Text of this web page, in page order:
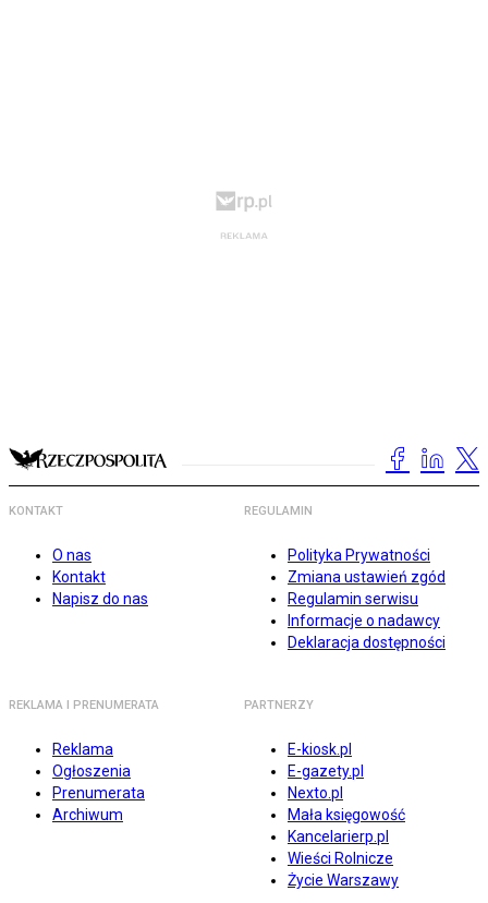
KONTAKT
O nas
Kontakt
Napisz do nas
REGULAMIN
Polityka Prywatności
Zmiana ustawień zgód
Regulamin serwisu
Informacje o nadawcy
Deklaracja dostępności
REKLAMA I PRENUMERATA
Reklama
Ogłoszenia
Prenumerata
Archiwum
PARTNERZY
E-kiosk.pl
E-gazety.pl
Nexto.pl
Mała księgowość
Kancelarierp.pl
Wieści Rolnicze
Życie Warszawy